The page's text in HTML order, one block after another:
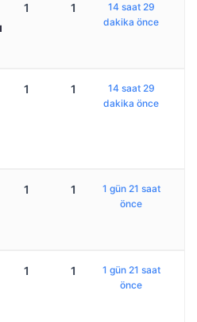
1 1
14 saat 29
dakika önce
1 1
14 saat 29
dakika önce
1 1
1 gün 21 saat
önce
1 1
1 gün 21 saat
önce